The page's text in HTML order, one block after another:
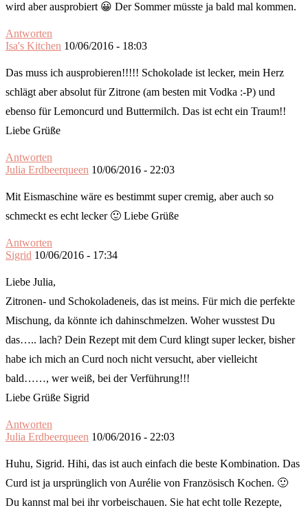
wird aber ausprobiert 😀 Der Sommer müsste ja bald mal kommen.
Antworten
Isa's Kitchen 10/06/2016 - 18:03
Das muss ich ausprobieren!!!!! Schokolade ist lecker, mein Herz
schlägt aber absolut für Zitrone (am besten mit Vodka :-P) und
ebenso für Lemoncurd und Buttermilch. Das ist echt ein Traum!!
Liebe Grüße
Antworten
Julia Erdbeerqueen 10/06/2016 - 22:03
Mit Eismaschine wäre es bestimmt super cremig, aber auch so
schmeckt es echt lecker 🙂 Liebe Grüße
Antworten
Sigrid 10/06/2016 - 17:34
Liebe Julia,
Zitronen- und Schokoladeneis, das ist meins. Für mich die perfekte
Mischung, da könnte ich dahinschmelzen. Woher wusstest Du
das….. lach? Dein Rezept mit dem Curd klingt super lecker, bisher
habe ich mich an Curd noch nicht versucht, aber vielleicht
bald……, wer weiß, bei der Verführung!!!
Liebe Grüße Sigrid
Antworten
Julia Erdbeerqueen 10/06/2016 - 22:03
Huhu, Sigrid. Hihi, das ist auch einfach die beste Kombination. Das
Curd ist ja ursprünglich von Aurélie von Französisch Kochen. 🙂
Du kannst mal bei ihr vorbeischauen. Sie hat echt tolle Rezepte,